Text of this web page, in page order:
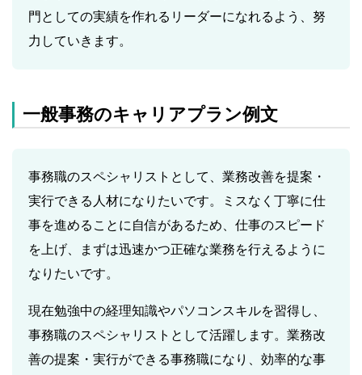
門としての実績を作れるリーダーになれるよう、努
力していきます。
一般事務のキャリアプラン例文
事務職のスペシャリストとして、業務改善を提案・
実行できる人材になりたいです。ミスなく丁寧に仕
事を進めることに自信があるため、仕事のスピード
を上げ、まずは迅速かつ正確な業務を行えるように
なりたいです。
現在勉強中の経理知識やパソコンスキルを習得し、
事務職のスペシャリストとして活躍します。業務改
善の提案・実行ができる事務職になり、効率的な事